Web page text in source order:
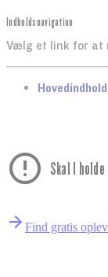
Indholdsnavigation
Vælg et link for at
gå til
Hovedindhold
Skal I
Find gratis